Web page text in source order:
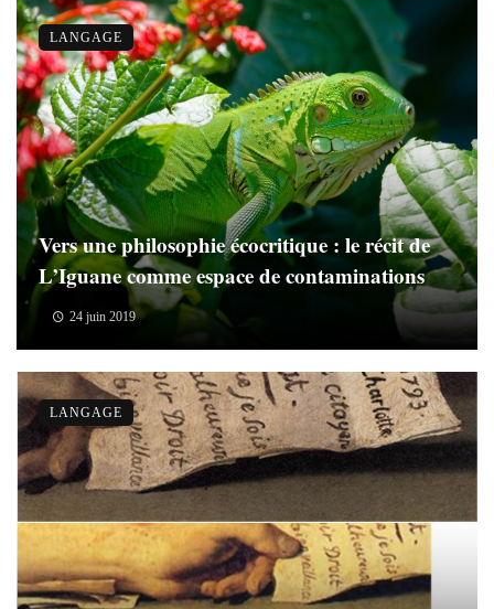
Vers une philosophie écocritique : le récit de
L’Iguane comme espace de contaminations
24 juin 2019
LANGAGE
LANGAGE